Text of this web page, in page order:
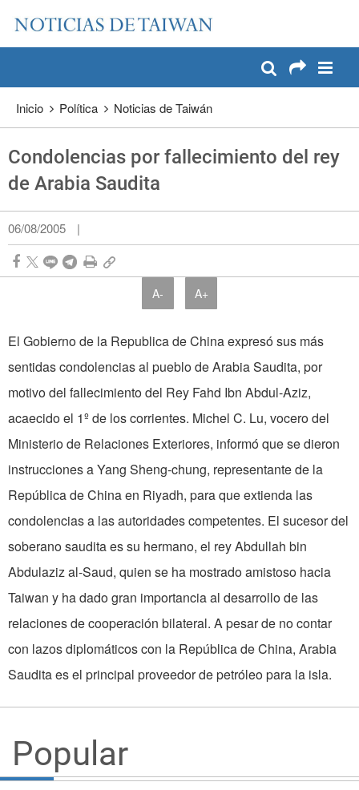
Pase a contenido principal
Inicio Política Noticias de Taiwán
Condolencias por fallecimiento del rey
de Arabia Saudita
06/08/2005 |
A- A+
El Gobierno de la Republica de China expresó sus más
sentidas condolencias al pueblo de Arabia Saudita, por
motivo del fallecimiento del Rey Fahd Ibn Abdul-Aziz,
acaecido el 1º de los corrientes. Michel C. Lu, vocero del
Ministerio de Relaciones Exteriores, informó que se dieron
instrucciones a Yang Sheng-chung, representante de la
República de China en Riyadh, para que extienda las
condolencias a las autoridades competentes. El sucesor del
soberano saudita es su hermano, el rey Abdullah bin
Abdulaziz al-Saud, quien se ha mostrado amistoso hacia
Taiwan y ha dado gran importancia al desarrollo de las
relaciones de cooperación bilateral. A pesar de no contar
con lazos diplomáticos con la República de China, Arabia
Saudita es el principal proveedor de petróleo para la isla.
Popular